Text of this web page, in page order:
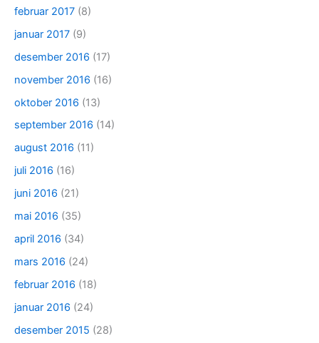
februar 2017 (8)
januar 2017 (9)
desember 2016 (17)
november 2016 (16)
oktober 2016 (13)
september 2016 (14)
august 2016 (11)
juli 2016 (16)
juni 2016 (21)
mai 2016 (35)
april 2016 (34)
mars 2016 (24)
februar 2016 (18)
januar 2016 (24)
desember 2015 (28)